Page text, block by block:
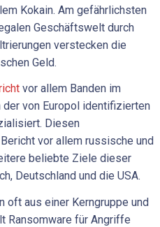
Kokain. Am gefährlichsten
Geschäftswelt durch
verstecken die
Geld.
vor allem Banden im
der von Europol identifizierten
Diesen
vor allem russische und
beliebte Ziele dieser
Deutschland und die USA.
oft aus einer Kerngruppe und
Ransomware für Angriffe